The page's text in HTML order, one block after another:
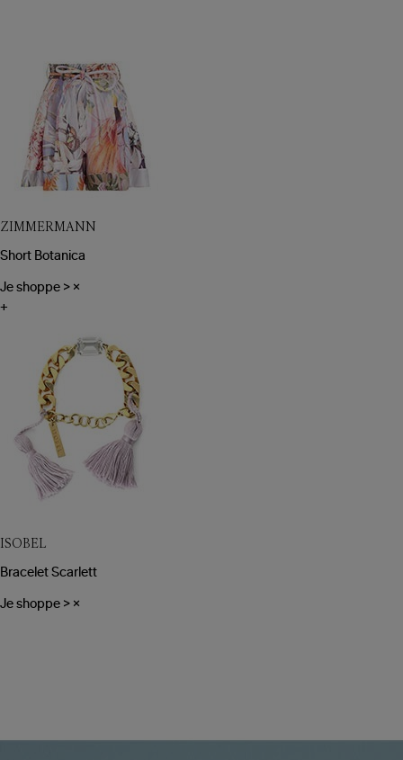
ZIMMERMANN
Short Botanica
Je shoppe > ×
+
ISOBEL
Bracelet Scarlett
Je shoppe > ×